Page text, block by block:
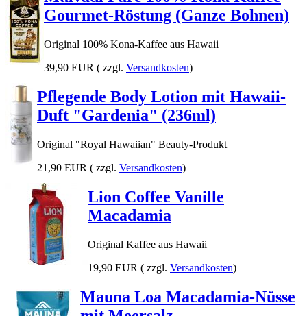
Gourmet-Röstung (Ganze Bohnen)
Original 100% Kona-Kaffee aus Hawaii
39,90 EUR ( zzgl. Versandkosten)
Pflegende Body Lotion mit Hawaii-
Duft "Gardenia" (236ml)
Original "Royal Hawaiian" Beauty-Produkt
21,90 EUR ( zzgl. Versandkosten)
Lion Coffee Vanille
Macadamia
Original Kaffee aus Hawaii
19,90 EUR ( zzgl. Versandkosten)
Mauna Loa Macadamia-Nüsse